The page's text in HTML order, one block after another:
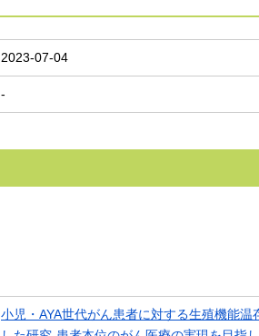
2023-07-04
-
小児・AYA世代がん患者に対する生殖機能